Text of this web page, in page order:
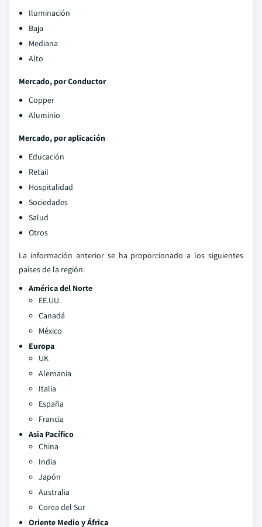
Iluminación
Baja
Mediana
Alto
Mercado, por Conductor
Copper
Aluminio
Mercado, por aplicación
Educación
Retail
Hospitalidad
Sociedades
Salud
Otros
La información anterior se ha proporcionado a los siguientes
países de la región:
América del Norte
EE.UU.
Canadá
México
Europa
UK
Alemania
Italia
España
Francia
Asia Pacífico
China
India
Japón
Australia
Corea del Sur
Oriente Medio y África